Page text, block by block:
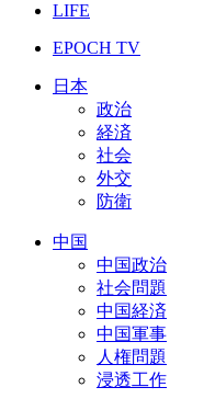
LIFE
EPOCH TV
日本
政治
経済
社会
外交
防衛
中国
中国政治
社会問題
中国経済
中国軍事
人権問題
浸透工作